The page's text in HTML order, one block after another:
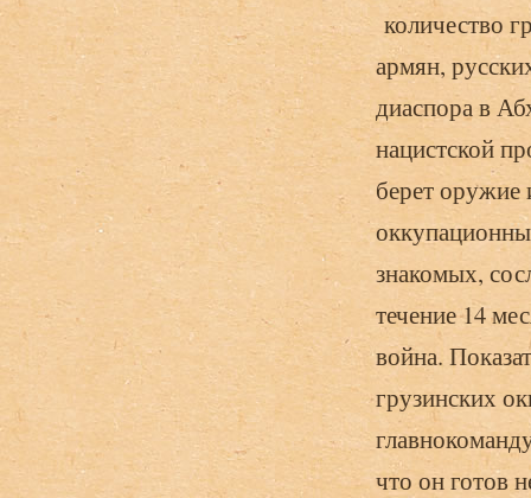
количество
армян,
диаспора в
нацистской
берет оружие
знакомых,
течение 14
война.
грузинских
что он готов